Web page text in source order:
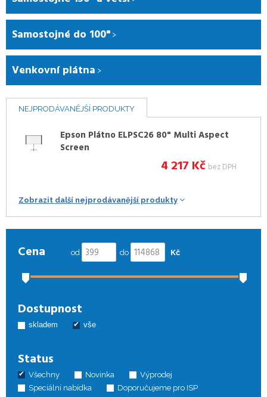
Samostojné do 100"
Venkovní plátna
NEJPRODÁVANĚJŠÍ PRODUKTY
Epson Plátno ELPSC26 80" Multi Aspect
Screen
4 217 Kč bez DPH
Zobrazit další nejprodávanější produkty
Cena od do Kč
Dostupnost
skladem vše
Status
Všechny Novinka
Výprodej
Speciální nabídka
Doporučujeme pro ISP